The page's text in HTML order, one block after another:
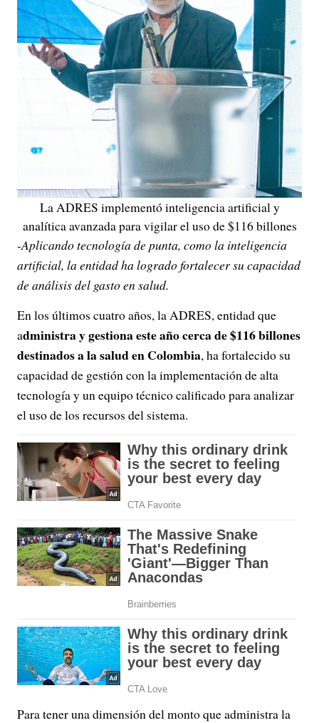
La ADRES implementó inteligencia artificial y
analítica avanzada para vigilar el uso de $116 billones
-Aplicando tecnología de punta, como la inteligencia
artificial, la entidad ha logrado fortalecer su capacidad
de análisis del gasto en salud.
En los últimos cuatro años, la ADRES, entidad que
administra y gestiona este año cerca de $116 billones
destinados a la salud en Colombia, ha fortalecido su
capacidad de gestión con la implementación de alta
tecnología y un equipo técnico calificado para analizar
el uso de los recursos del sistema.
Para tener una dimensión del monto que administra la